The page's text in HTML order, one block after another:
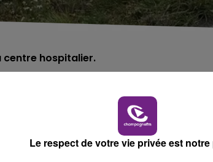
hospitalier.
dans la Marne.
Vaurefroy. Un choc a eu lieu entre
homme selon nos confrères dujournal
Le respect de votre vie privée est